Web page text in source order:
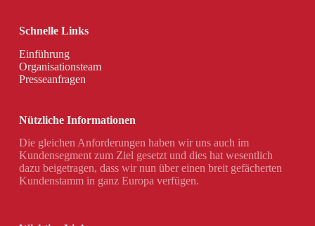
Schnelle Links
Einführung
Organisationsteam
Presseanfragen
Nützliche Informationen
Die gleichen Anforderungen haben wir uns auch im
Kundensegment zum Ziel gesetzt und dies hat wesentlich
dazu beigetragen, dass wir nun über einen breit gefächerten
Kundenstamm in ganz Europa verfügen.